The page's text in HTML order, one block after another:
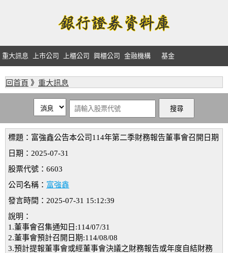
重大訊息 上市公司 上櫃公司 興櫃公司 金融機構 基金
回首頁 》 重大訊息
標題：富強鑫公告本公司114年第二季財務報告董事會召開日期
日期：2025-07-31
股票代號：6603
公司名稱： 富強鑫
發言時間：2025-07-31 15:12:39
說明：
1.董事會召集通知日:114/07/31
2.董事會預計召開日期:114/08/08
3.預計提報董事會或經董事會決議之財務報告或年度自結財務